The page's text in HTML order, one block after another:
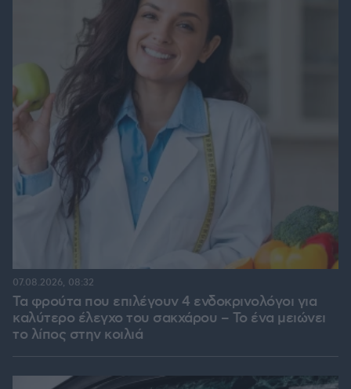
Τα φρούτα που επιλέγουν 4 ενδοκρινολόγοι για
καλύτερο έλεγχο του σακχάρου – Το ένα μειώνει
το λίπος στην κοιλιά
07.08.2026, 08:32